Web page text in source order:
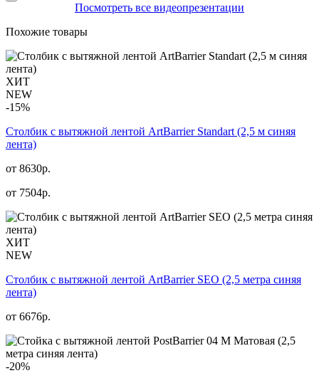
Посмотреть все видеопрезентации
Похожие товары
ХИТ
NEW
-15%
Столбик с вытяжной лентой ArtBarrier Standart (2,5 м синяя
лента)
от 8630р.
от 7504р.
ХИТ
NEW
Столбик с вытяжной лентой ArtBarrier SEO (2,5 метра синяя
лента)
от 6676р.
-20%